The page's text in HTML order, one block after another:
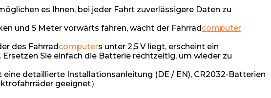
es Ihnen, bei jeder Fahrt zuverlässigere Daten zu
und 5 Meter vorwärts fahren, wacht der Fahrradcomputer
des Fahrradcomputers unter 2,5 V liegt, erscheint ein
Sie einfach die Batterie rechtzeitig, um wieder zu
eine detaillierte Installationsanleitung (DE / EN), CR2032-Batterien
geeignet）